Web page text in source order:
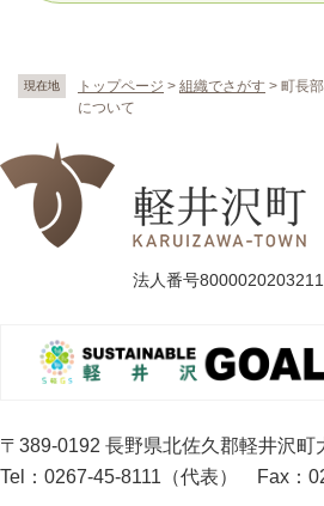
現在地 トップページ > 組織でさがす > 町長
について
法人番号8000020203211
〒389-0192 長野県北佐久郡軽井沢町
Tel：0267-45-8111（代表）
Fax：